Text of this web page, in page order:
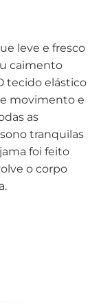
leve e fresco
caimento
tecido elástico
movimento e
as
tranquilas
foi feito
o corpo